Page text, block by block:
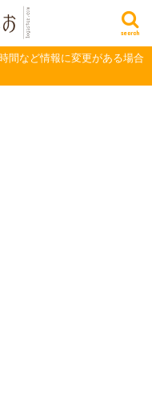
search
間など情報に変更がある場合